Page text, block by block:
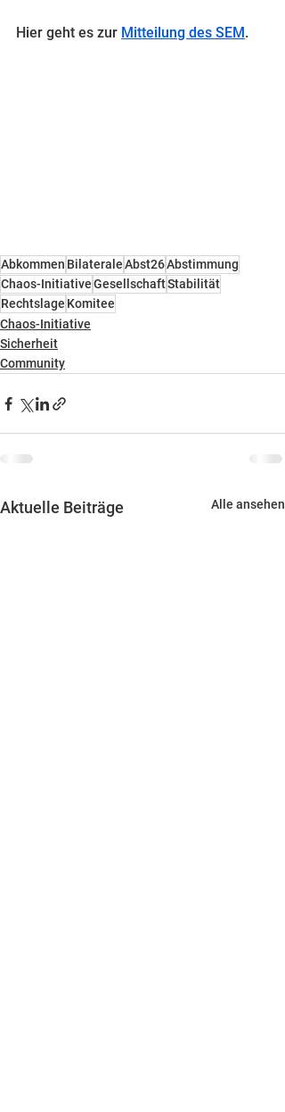
Hier geht es zur Mitteilung des SEM.
Abkommen BilateraleAbst26Abstimmung
Chaos-InitiativeGesellschaftStabilität
Rechtslage Komitee
Chaos-Initiative
Sicherheit
Community
Aktuelle Beiträge Alle ansehen